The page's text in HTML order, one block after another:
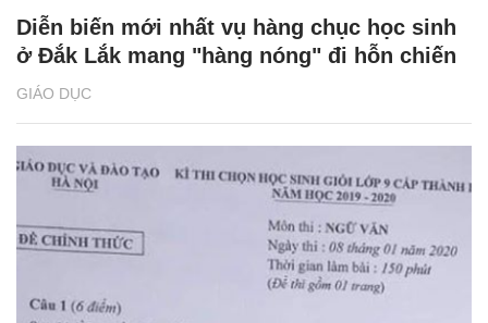
GIÁO DỤC
Diễn biến mới nhất vụ hàng chục học sinh
ở Đắk Lắk mang "hàng nóng" đi hỗn chiến